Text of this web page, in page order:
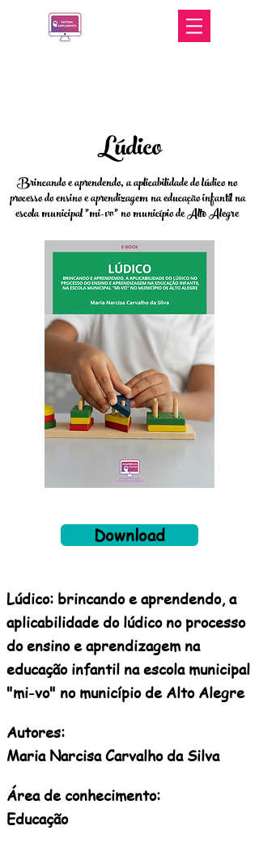
Lúdico
Brincando e aprendendo, a aplicabilidade do lúdico no
processo do ensino e aprendizagem na educação infantil na
escola municipal "mi-vo" no município de Alto Alegre
Download
Lúdico: brincando e aprendendo, a
aplicabilidade do lúdico no processo
do ensino e aprendizagem na
educação infantil na escola municipal
"mi-vo" no município de Alto Alegre
Autores:
Maria Narcisa Carvalho da Silva
Área de conhecimento:
Educação